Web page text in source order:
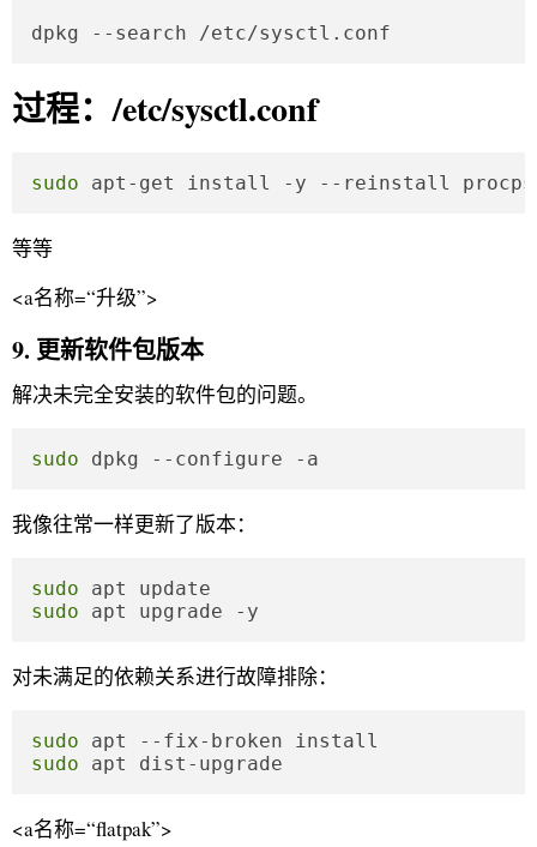
dpkg --search /etc/sysctl.conf
过程：/etc/sysctl.conf
sudo apt-get install -y --reinstall procps
等等
<a名称=“升级”>
9. 更新软件包版本
解决未完全安装的软件包的问题。
sudo dpkg --configure -a
我像往常一样更新了版本：
sudo
sudo apt upgrade -y
对未满足的依赖关系进行故障排除：
sudo
sudo apt dist-upgrade
<a名称=“flatpak”>